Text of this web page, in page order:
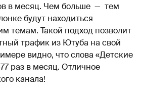
в месяц. Чем больше — тем
будут находиться
темам. Такой подход позволит
трафик из Ютуба на свой
видно, что слова «Детские
раз в месяц. Отличное
канала!